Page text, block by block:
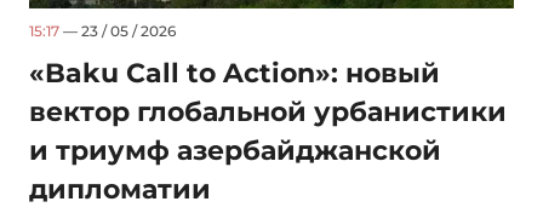
15:17 — 23 / 05 / 2026
«Baku Call to Action»: новый
вектор глобальной урбанистики
и триумф азербайджанской
дипломатии